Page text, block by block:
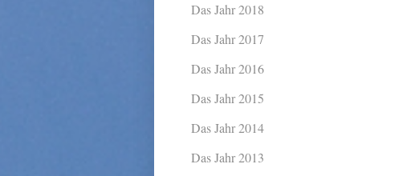
Das Jahr 2018
Das Jahr 2017
Das Jahr 2016
Das Jahr 2015
Das Jahr 2014
Das Jahr 2013